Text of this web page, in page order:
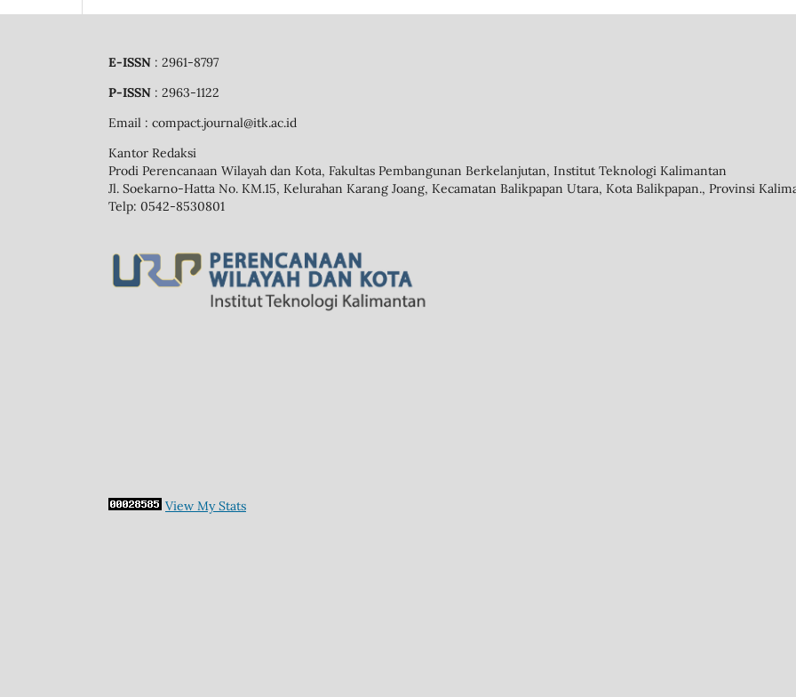
E-ISSN : 2961-8797
P-ISSN : 2963-1122
Email : compact.journal@itk.ac.id
Kantor Redaksi
Prodi Perencanaan Wilayah dan Kota, Fakultas Pembangunan Berkelanjutan, Institut Teknologi Kalimantan
Jl. Soekarno-Hatta No. KM.15, Kelurahan Karang Joang, Kecamatan Balikpapan Utara, Kota Balikpapan., Provinsi
Telp: 0542-8530801
View My Stats